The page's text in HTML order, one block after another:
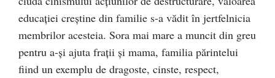
educaţiei creştine din familie s-a vădit în jertfelnicia
membrilor acesteia. Sora mai mare a muncit din greu
pentru a-şi ajuta fraţii şi mama, familia părintelui
fiind un exemplu de dragoste, cinste, respect,